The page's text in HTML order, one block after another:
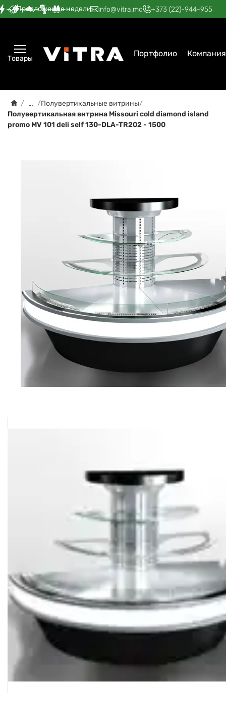
Предложение недели
— — — — — info@vitra.md +373 (22)-944-955
Товары Портфолио Компания
/ … /Полувертикальные витрины/
Полувертикальная витрина Мissouri cold diamond island
promo MV 101 deli self 130-DLA-TR202 - 1500